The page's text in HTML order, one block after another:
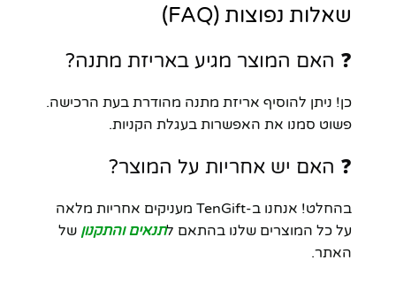
שאלות נפוצות (FAQ)
❓ האם המוצר מגיע באריזת מתנה?
כן! ניתן להוסיף אריזת מתנה מהודרת בעת הרכישה.
פשוט סמנו את האפשרות בעגלת הקניות.
❓ האם יש אחריות על המוצר?
בהחלט! אנחנו ב-TenGift מעניקים אחריות מלאה
על כל המוצרים שלנו בהתאם לתנאים והתקנון של
האתר.